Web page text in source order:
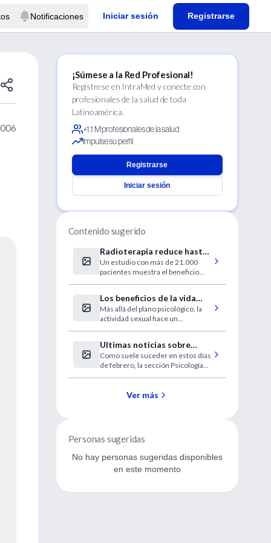
Notificaciones Iniciar sesión Registrarse
¡Súmese a la Red Profesional!
Regístrese en IntraMed y conecte con
profesionales de la salud de toda
Latinoamérica.
+1.1 M profesionales de la salud
Impulse su perfil
Registrarse
Iniciar sesión
Contenido sugerido
Radioterapia reduce hasta
un 56% la mortalidad en
cáncer de endometrio.
Un estudio con más de 21.000
pacientes muestra el beneficio
terapias
Los beneficios de la vida
sexual
Más allá del plano psicológico, la
actividad sexual hace un
los especialistas.
Ultimas noticias sobre
sexualidad humana.
Como suele suceder en estos días
de febrero, la sección Psicología
temas sexuales que propiciará la
Ver más
Personas sugeridas
No hay personas sugeridas disponibles
en este momento